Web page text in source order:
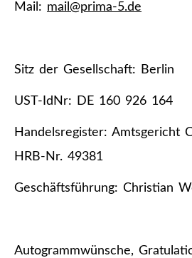
Mail: mail@prima-5.de
Sitz der Gesellschaft: Berlin
UST-IdNr: DE 160 926 164
Handelsregister: Amtsgericht
HRB-Nr. 49381
Geschäftsführung: Christian
Autogrammwünsche,